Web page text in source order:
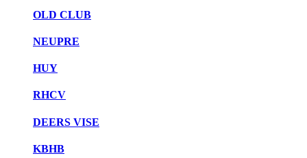
OLD CLUB
NEUPRE
HUY
RHCV
DEERS VISE
KBHB